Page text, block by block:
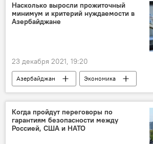
Насколько выросли прожиточный
минимум и критерий нуждаемости в
Азербайджане
23 декабря 2021, 19:20
Азербайджан
Экономика
Ильхам Алиев
Критерий нуждаемости
прожиточный минимум
Когда пройдут переговоры по
гарантиям безопасности между
Россией, США и НАТО